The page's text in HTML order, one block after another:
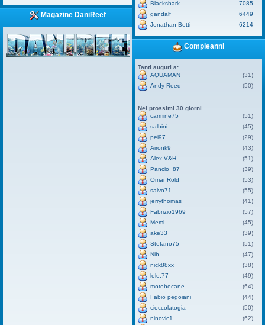
Magazine DaniReef
Blackshark
7085
gandalf
6449
Jonathan Betti
6214
Compleanni
Tanti auguri a:
AQUAMAN
(31)
Andy Reed
(50)
Nei prossimi 30 giorni
carmine75
(51)
salbini
(45)
pei97
(29)
Aironk9
(43)
Alex.V&H
(51)
Pancio_87
(39)
Omar Rold
(53)
salvo71
(55)
jerrythomas
(41)
Fabrizio1969
(57)
Memi
(45)
ake33
(39)
Stefano75
(51)
Nib
(47)
nick88xx
(38)
lele.77
(49)
motobecane
(64)
Fabio pegoiani
(44)
cioccolatogia
(50)
ninovic1
(62)